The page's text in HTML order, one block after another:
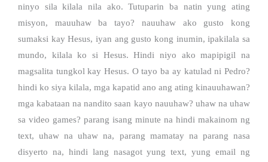
ninyo sila kilala nila ako. Tutuparin ba natin yung ating
misyon, mauuhaw ba tayo? nauuhaw ako gusto kong
sumaksi kay Hesus, iyan ang gusto kong inumin, ipakilala sa
mundo, kilala ko si Hesus. Hindi niyo ako mapipigil na
magsalita tungkol kay Hesus. O tayo ba ay katulad ni Pedro?
hindi ko siya kilala, mga kapatid ano ang ating kinauuhawan?
mga kabataan na nandito saan kayo nauuhaw? uhaw na uhaw
sa video games? parang isang minute na hindi makainom ng
text, uhaw na uhaw na, parang mamatay na parang nasa
disyerto na, hindi lang nasagot yung text, yung email ng